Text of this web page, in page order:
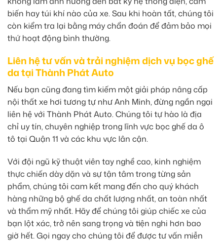
biến hay túi khí nào của xe. Sau khi hoàn tất, chúng tôi
còn kiểm tra lại bằng máy chẩn đoán để đảm bảo mọi
thứ hoạt động bình thường.
Liên hệ tư vấn và trải nghiệm dịch vụ bọc ghế
da tại Thành Phát Auto
Nếu bạn cũng đang tìm kiếm một giải pháp nâng cấp
nội thất xe hơi tương tự như Anh Minh, đừng ngần ngại
liên hệ với Thành Phát Auto. Chúng tôi tự hào là địa
chỉ uy tín, chuyên nghiệp trong lĩnh vực bọc ghế da ô
tô tại Quận 11 và các khu vực lân cận.
Với đội ngũ kỹ thuật viên tay nghề cao, kinh nghiệm
thực chiến dày dặn và sự tận tâm trong từng sản
phẩm, chúng tôi cam kết mang đến cho quý khách
hàng những bộ ghế da chất lượng nhất, an toàn nhất
và thẩm mỹ nhất. Hãy để chúng tôi giúp chiếc xe của
bạn lột xác, trở nên sang trọng và tiện nghi hơn bao
giờ hết. Gọi ngay cho chúng tôi để được tư vấn miễn